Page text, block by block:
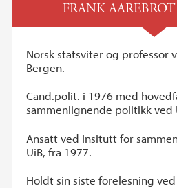
FRANK
Norsk statsviter og professor
Bergen.
Cand.polit. i 1976 med
sammenlignende politikk ved
Ansatt ved Insitutt for
UiB, fra 1977.
Holdt sin siste forelesning